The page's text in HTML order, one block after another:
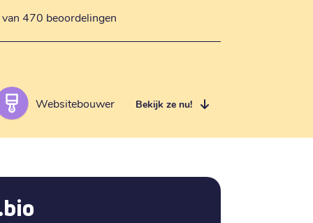
470 beoordelingen
Websitebouwer Bekijk ze nu!